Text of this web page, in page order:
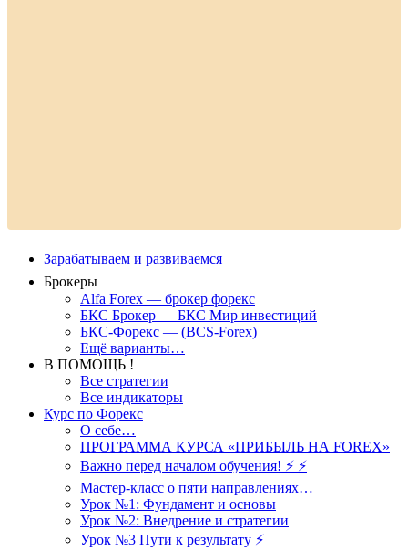
Зарабатываем и развиваемся
Брокеры
Alfa Forex — брокер форекс
БКС Брокер — БКС Мир инвестиций
БКС-Форекс — (BCS-Forex)
Ещё варианты…
В ПОМОЩЬ !
Все стратегии
Все индикаторы
Курс по Форекс
О себе…
ПРОГРАММА КУРСА «ПРИБЫЛЬ НА FOREX»
Важно перед началом обучения! ⚡ ⚡
Мастер-класс о пяти направлениях…
Урок №1: Фундамент и основы
Урок №2: Внедрение и стратегии
Урок №3 Пути к результату ⚡️